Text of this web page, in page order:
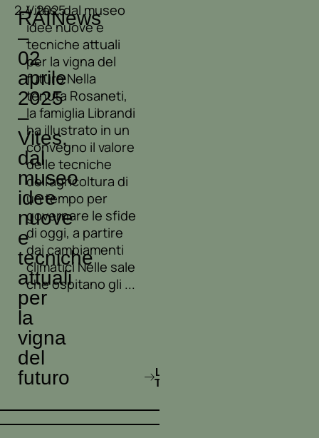
2.4.2025
RAINews
–
02
aprile
2025
–
Vites,
dal
museo
idee
nuove
e
tecniche
attuali
per
la
vigna
del
futuro
Vites, dal museo
idee nuove e
tecniche attuali
per la vigna del
futuro Nella
tenuta Rosaneti,
la famiglia Librandi
ha illustrato in un
convegno il valore
delle tecniche
dell’agricoltura di
un tempo per
governare le sfide
di oggi, a partire
dai cambiamenti
climatici Nelle sale
che ospitano gli ...
LEGGI
TUTTO